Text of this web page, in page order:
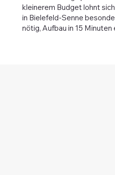
kleinerem Budget lohnt
in Bielefeld-Senne
nötig, Aufbau in 15 Minuten